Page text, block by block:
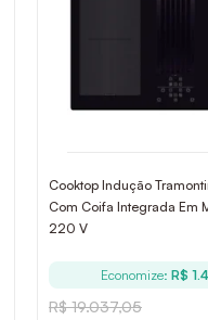
Cooktop Indução
Com Coifa Integrada Em
220 V
Economize: R$
R$ 19.037,05